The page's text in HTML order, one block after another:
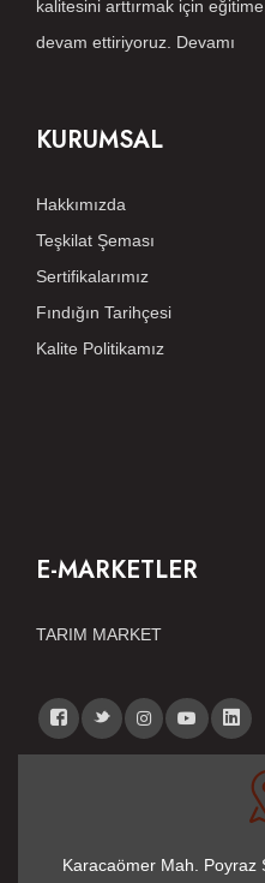
kalitesini arttırmak için
devam ettiriyoruz. Devamı
KURUMSAL
Hakkımızda
Teşkilat Şeması
Sertifikalarımız
Fındığın Tarihçesi
Kalite Politikamız
E-MARKETLER
TARIM MARKET
Karacaömer Mah. Poyraz